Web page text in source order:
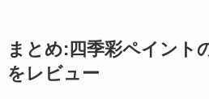
まとめ:四季彩ペイント
をレビュー